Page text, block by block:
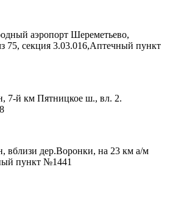
аэропорт Шереметьево,
75, секция 3.03.016,Аптечный пункт
7-й км Пятницкое ш., вл. 2.
вблизи дер.Воронки, на 23 км а/м
пункт №1441